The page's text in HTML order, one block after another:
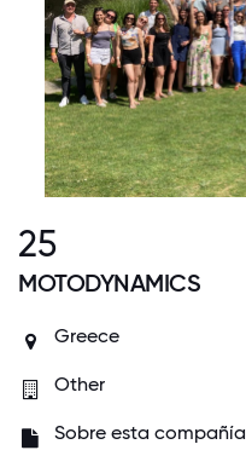
25
MOTODYNAMICS
Greece
Other
Sobre esta compañía